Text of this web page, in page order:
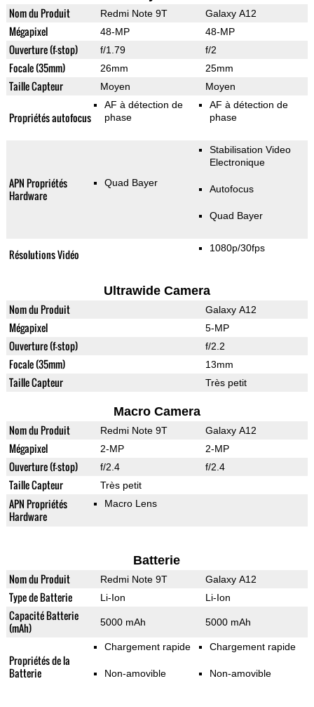
Nom du Produit Redmi Note 9T Galaxy A12
Mégapixel 48-MP 48-MP
Ouverture (f-stop) f/1.79 f/2
Focale (35mm) 26mm 25mm
Taille Capteur Moyen Moyen
Propriétés autofocus
AF à détection de
phase
AF à détection de
phase
APN Propriétés
Hardware
Quad Bayer
Stabilisation Video
Electronique
Autofocus
Quad Bayer
Résolutions Vidéo 1080p/30fps
Ultrawide Camera
Nom du Produit Galaxy A12
Mégapixel 5-MP
Ouverture (f-stop) f/2.2
Focale (35mm) 13mm
Taille Capteur Très petit
Macro Camera
Nom du Produit Redmi Note 9T Galaxy A12
Mégapixel 2-MP 2-MP
Ouverture (f-stop) f/2.4 f/2.4
Taille Capteur Très petit
APN Propriétés
Hardware
Macro Lens
Batterie
Nom du Produit Redmi Note 9T Galaxy A12
Type de Batterie Li-Ion Li-Ion
Capacité Batterie
(mAh)
5000 mAh 5000 mAh
Propriétés de la
Batterie
Chargement rapide
Non-amovible
Chargement rapide
Non-amovible